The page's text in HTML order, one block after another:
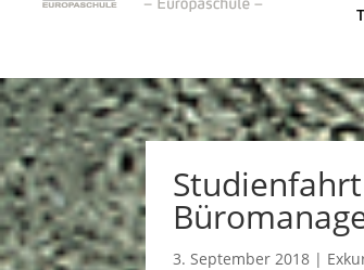
3. September 2018 |